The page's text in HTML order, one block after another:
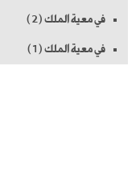
في معية الملك (2)
في معية الملك (1)